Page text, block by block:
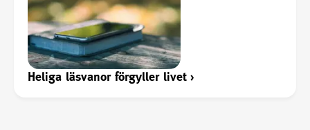
Heliga läsvanor förgyller livet›